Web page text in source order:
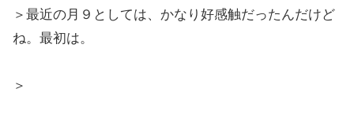
＞最近の月９としては、かなり好感触だったんだけど
ね。最初は。
＞